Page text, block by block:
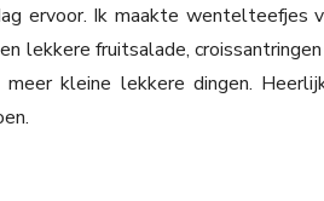
ervoor. Ik maakte wentelteefjes
lekkere fruitsalade,
kleine lekkere dingen.